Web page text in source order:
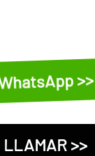
>>
LLAMAR >>